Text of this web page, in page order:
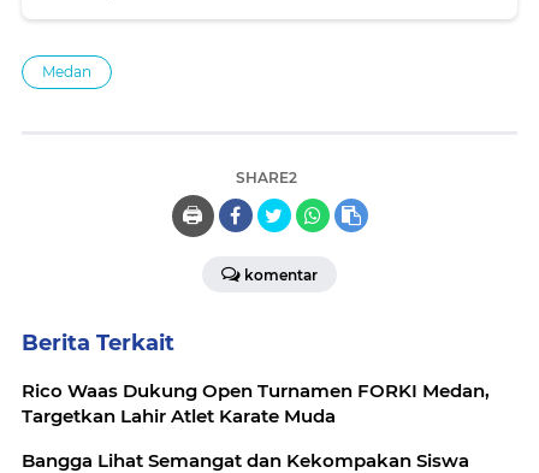
Medan
SHARE2
🖨️
komentar
Berita Terkait
Rico Waas Dukung Open Turnamen FORKI Medan,
Targetkan Lahir Atlet Karate Muda
Bangga Lihat Semangat dan Kekompakan Siswa